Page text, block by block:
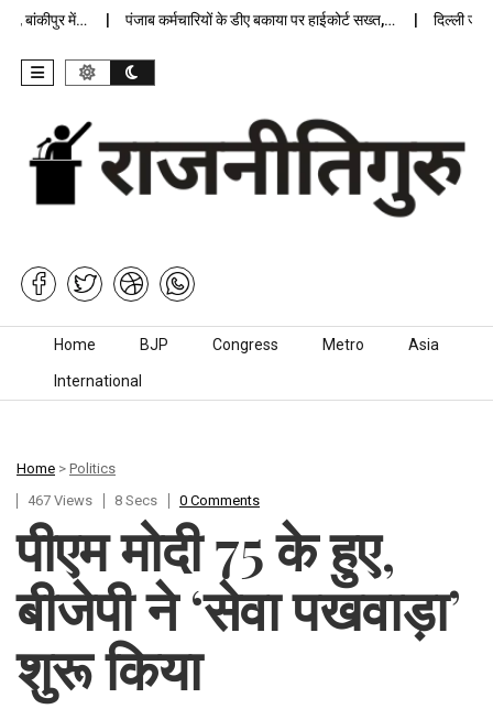
बांकीपुर में… पंजाब कर्मचारियों के डीए बकाया पर हाईकोर्ट सख्त,… दिल्ली जेलों
Skip to content
Home BJP Congress Metro Asia
International
Home > Politics
467 Views
8 Secs 0 Comments
पीएम मोदी 75 के हुए,
बीजेपी ने ‘सेवा पखवाड़ा’
शुरू किया